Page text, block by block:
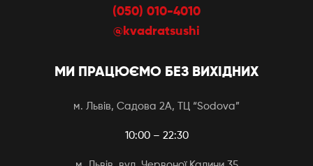
(050) 010-4010
@kvadratsushi
МИ ПРАЦЮЄМО БЕЗ ВИХІДНИХ
м. Львів, Садова 2А, ТЦ “Sodova”
10:00 – 22:30